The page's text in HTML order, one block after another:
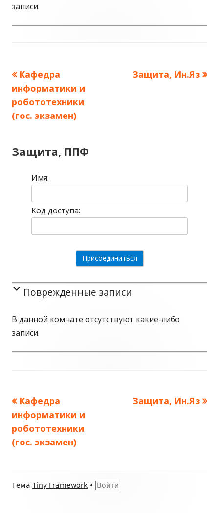
записи.
Навигация
по
записям
Предыдущая
запись:
Кафедра
информатики и
робототехники
(гос. экзамен)
Следующая
Защита, Ин.Яз
Защита, ППФ
Имя:
Код доступа:
Поврежденные записи
В данной комнате отсутствуют какие-либо
записи.
Навигация
по
записям
Предыдущая
запись:
Кафедра
информатики и
робототехники
(гос. экзамен)
Следующая
Защита, Ин.Яз
Содержимое
Тема Tiny Framework • Войти